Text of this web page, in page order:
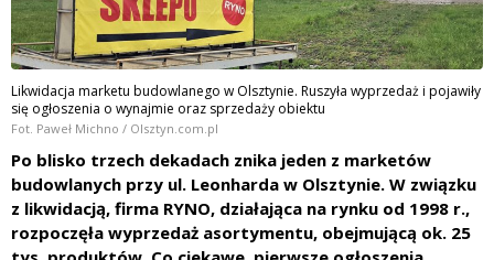
Likwidacja marketu budowlanego w Olsztynie. Ruszyła wyprzedaż i pojawiły
się ogłoszenia o wynajmie oraz sprzedaży obiektu
Fot. Paweł Michno / Olsztyn.com.pl
Po blisko trzech dekadach znika jeden z marketów
budowlanych przy ul. Leonharda w Olsztynie. W związku
z likwidacją, firma RYNO, działająca na rynku od 1998 r.,
rozpoczęła wyprzedaż asortymentu, obejmującą ok. 25